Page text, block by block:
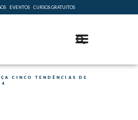
EVENTOS CURSOS GRATUITOS
CINCO TENDÊNCIAS DE